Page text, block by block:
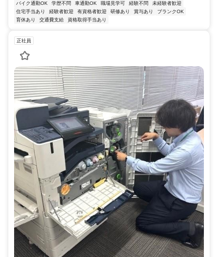
バイク通勤OK
学歴不問 車通勤OK 職場見学可 経験不問
未経験者歓迎
住宅手当あり
経験者歓迎 有資格者歓迎 研修あり 賞与あり
ブランクOK
育休あり
交通費支給 資格取得手当あり
正社員